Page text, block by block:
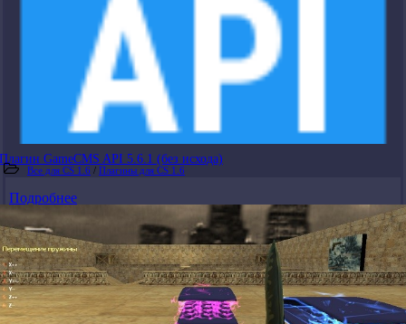
Плагин GameCMS API 5.6.1 (без исхода)
Все для CS 1.6 / Плагины для CS 1.6
Подробнее